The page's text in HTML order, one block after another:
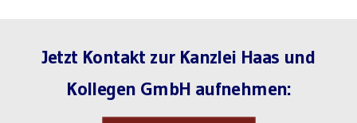
Jetzt Kontakt zur Kanzlei Haas und
Kollegen GmbH aufnehmen: